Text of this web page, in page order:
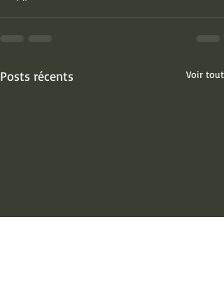
Posts récents Voir tout